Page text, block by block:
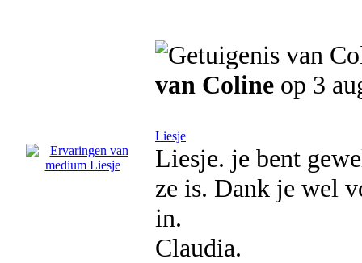
van Coline op 3
Liesje
Liesje. je bent
ze is. Dank je wel
in.
Claudia.